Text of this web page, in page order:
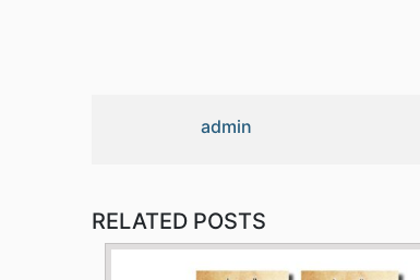
admin
RELATED POSTS